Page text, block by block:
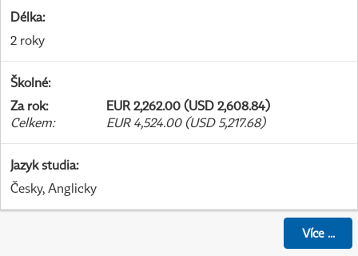
Délka:
2 roky
Školné:
Za rok:
EUR 2,262.00 (USD 2,608.84)
Celkem: EUR 4,524.00 (USD 5,217.68)
Jazyk studia:
Česky, Anglicky
Více...